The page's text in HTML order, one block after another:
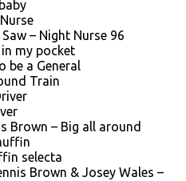
– Night Nurse 96
my pocket
be a General
Train
Brown – Big all around
selecta
Brown & Josey Wales –